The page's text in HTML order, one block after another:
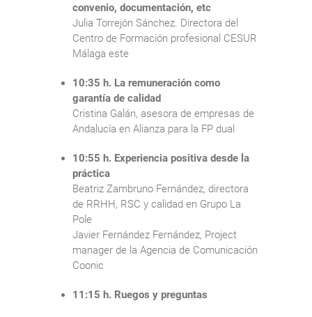
convenio, documentación, etc
Julia Torrejón Sánchez. Directora del
Centro de Formación profesional CESUR
Málaga este
10:35 h. La remuneración como
garantía de calidad
Cristina Galán, asesora de empresas de
Andalucía en Alianza para la FP dual
10:55 h. Experiencia positiva desde la
práctica
Beatriz Zambruno Fernández, directora
de RRHH, RSC y calidad en Grupo La
Pole
Javier Fernández Fernández, Project
manager de la Agencia de Comunicación
Coonic
11:15 h. Ruegos y preguntas